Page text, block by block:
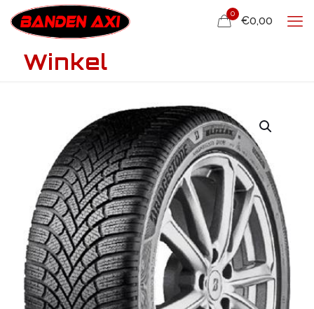
0
€0,00
Winkel